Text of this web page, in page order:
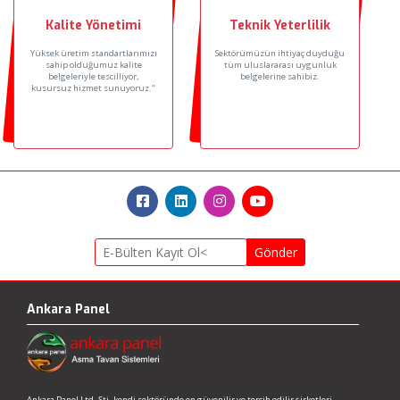
Kalite Yönetimi
Yüksek üretim standartlarımızı
sahip olduğumuz kalite
belgeleriyle tescilliyor,
kusursuz hizmet sunuyoruz."
Teknik Yeterlilik
Sektörümüzün ihtiyaç duyduğu
tüm uluslararası uygunluk
belgelerine sahibiz.
Gönder
Ankara Panel